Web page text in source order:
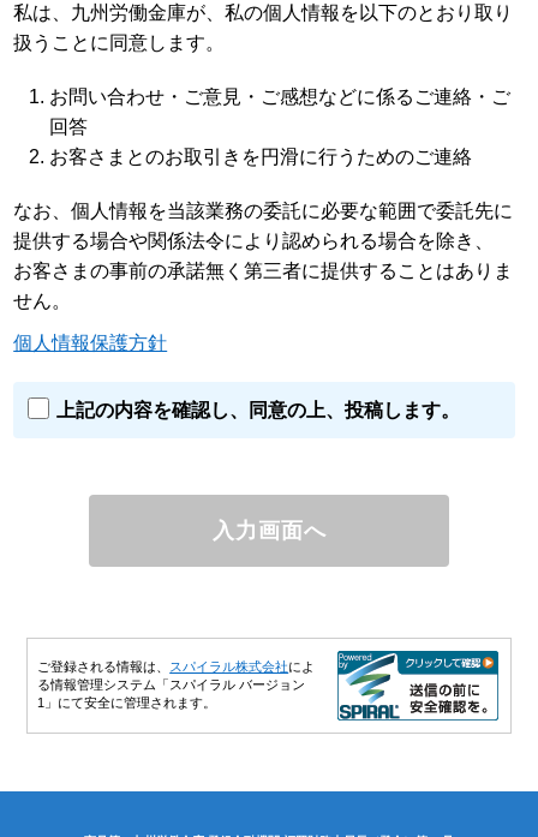
私は、九州労働金庫が、私の個人情報を以下のとおり取り
扱うことに同意します。
お問い合わせ・ご意見・ご感想などに係るご連絡・ご
回答
お客さまとのお取引きを円滑に行うためのご連絡
なお、個人情報を当該業務の委託に必要な範囲で委託先に
提供する場合や関係法令により認められる場合を除き、
お客さまの事前の承諾無く第三者に提供することはありま
せん。
個人情報保護方針
上記の内容を確認し、同意の上、投稿します。
ご登録される情報は、 スパイラル株式会社によ
る情報管理システム「スパイラル バージョン
1」にて安全に管理されます。